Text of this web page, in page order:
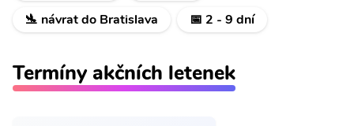
🛬 návrat do Bratislava
📅 2 - 9 dní
Termíny akčních letenek